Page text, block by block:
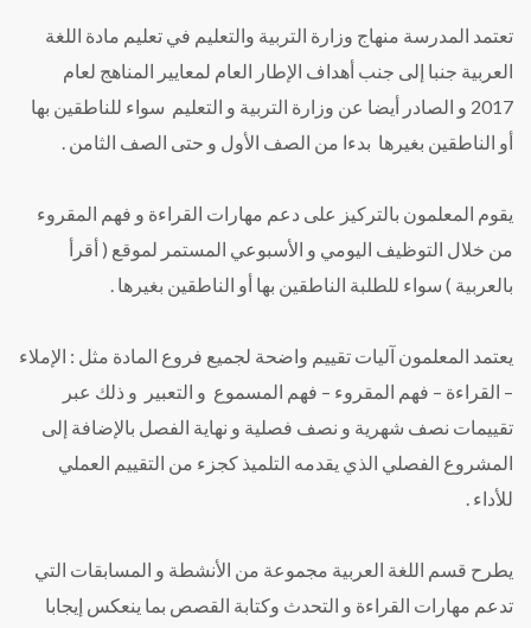
تعتمد المدرسة منهاج وزارة التربية والتعليم في تعليم مادة اللغة
العربية جنبا إلى جنب أهداف الإطار العام لمعايير المناهج لعام
2017 و الصادر أيضا عن وزارة التربية و التعليم سواء للناطقين بها
أو الناطقين بغيرها بدءا من الصف الأول و حتى الصف الثامن .
يقوم المعلمون بالتركيز على دعم مهارات القراءة و فهم المقروء
من خلال التوظيف اليومي و الأسبوعي المستمر لموقع ( أقرأ
بالعربية ) سواء للطلبة الناطقين بها أو الناطقين بغيرها .
يعتمد المعلمون آليات تقييم واضحة لجميع فروع المادة مثل : الإملاء
– القراءة – فهم المقروء – فهم المسموع و التعبير و ذلك عبر
تقييمات نصف شهرية و نصف فصلية و نهاية الفصل بالإضافة إلى
المشروع الفصلي الذي يقدمه التلميذ كجزء من التقييم العملي
للأداء .
يطرح قسم اللغة العربية مجموعة من الأنشطة و المسابقات التي
تدعم مهارات القراءة و التحدث وكتابة القصص بما ينعكس إيجابا